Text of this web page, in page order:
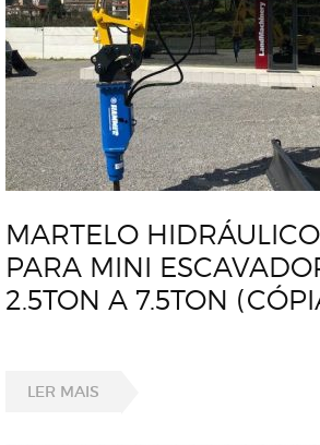
MARTELO
PARA MINI
2.5TON A 7.5TON
LER MAIS